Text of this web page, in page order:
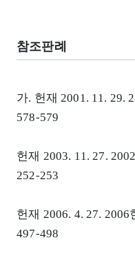
참조판례
가. 헌재 2001. 11. 29.
578-579
헌재 2003. 11. 27.
252-253
헌재 2006. 4. 27.
497-498